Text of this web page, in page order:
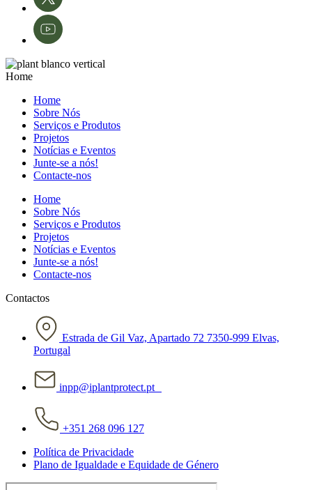
Home
Home
Sobre Nós
Serviços e Produtos
Projetos
Notícias e Eventos
Junte-se a nós!
Contacte-nos
Home
Sobre Nós
Serviços e Produtos
Projetos
Notícias e Eventos
Junte-se a nós!
Contacte-nos
Contactos
Estrada de Gil Vaz, Apartado 72 7350-999 Elvas,
Portugal
inpp@iplantprotect.pt
+351 268 096 127
Política de Privacidade
Plano de Igualdade e Equidade de Género